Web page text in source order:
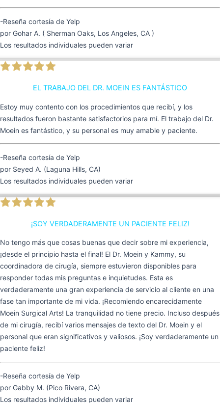
-Reseña cortesía de Yelp
por Gohar A. ( Sherman Oaks, Los Angeles, CA )
Los resultados individuales pueden variar
EL TRABAJO DEL DR. MOEIN ES FANTÁSTICO
Estoy muy contento con los procedimientos que recibí, y los
resultados fueron bastante satisfactorios para mí. El trabajo del Dr.
Moein es fantástico, y su personal es muy amable y paciente.
-Reseña cortesía de Yelp
por Seyed A. (Laguna Hills, CA)
Los resultados individuales pueden variar
¡SOY VERDADERAMENTE UN PACIENTE FELIZ!
No tengo más que cosas buenas que decir sobre mi experiencia,
¡desde el principio hasta el final! El Dr. Moein y Kammy, su
coordinadora de cirugía, siempre estuvieron disponibles para
responder todas mis preguntas e inquietudes. Esta es
verdaderamente una gran experiencia de servicio al cliente en una
fase tan importante de mi vida. ¡Recomiendo encarecidamente
Moein Surgical Arts! La tranquilidad no tiene precio. Incluso después
de mi cirugía, recibí varios mensajes de texto del Dr. Moein y el
personal que eran significativos y valiosos. ¡Soy verdaderamente un
paciente feliz!
-Reseña cortesía de Yelp
por Gabby M. (Pico Rivera, CA)
Los resultados individuales pueden variar